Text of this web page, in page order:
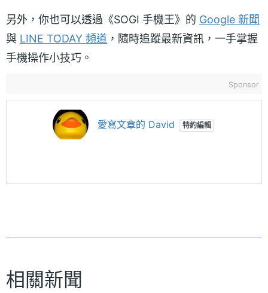
另外，你也可以透過《SOGI 手機王》的 Google 新聞
與 LINE TODAY 頻道 ，隨時追蹤最新資訊，一手掌握
手機操作小技巧。
Sponsor
愛寫文章的 David 特約編輯
相關新聞